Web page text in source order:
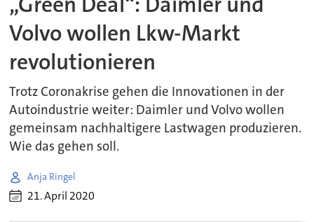
Volvo wollen Lkw-Markt
revolutionieren
Trotz Coronakrise gehen die Innovationen in der
Autoindustrie weiter: Daimler und Volvo wollen
gemeinsam nachhaltigere Lastwagen produzieren.
Wie das gehen soll.
Anja Ringel
21. April 2020